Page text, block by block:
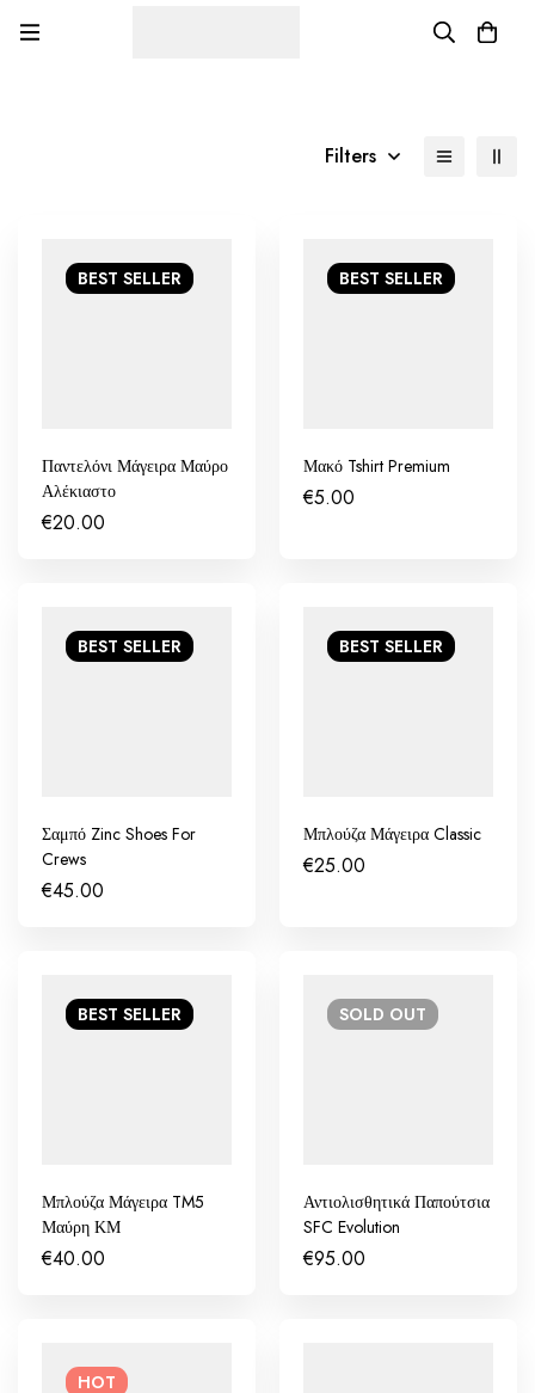
Filters
BEST SELLER
Παντελόνι Μάγειρα Μαύρο
Αλέκιαστο
€20.00
BEST SELLER
Μακό Tshirt Premium
€5.00
BEST SELLER
Σαμπό Zinc Shoes For
Crews
€45.00
BEST SELLER
Μπλούζα Μάγειρα Classic
€25.00
BEST SELLER
Μπλούζα Μάγειρα TM5
Μαύρη ΚΜ
€40.00
SOLD OUT
Αντιολισθητικά Παπούτσια
SFC Evolution
€95.00
HOT